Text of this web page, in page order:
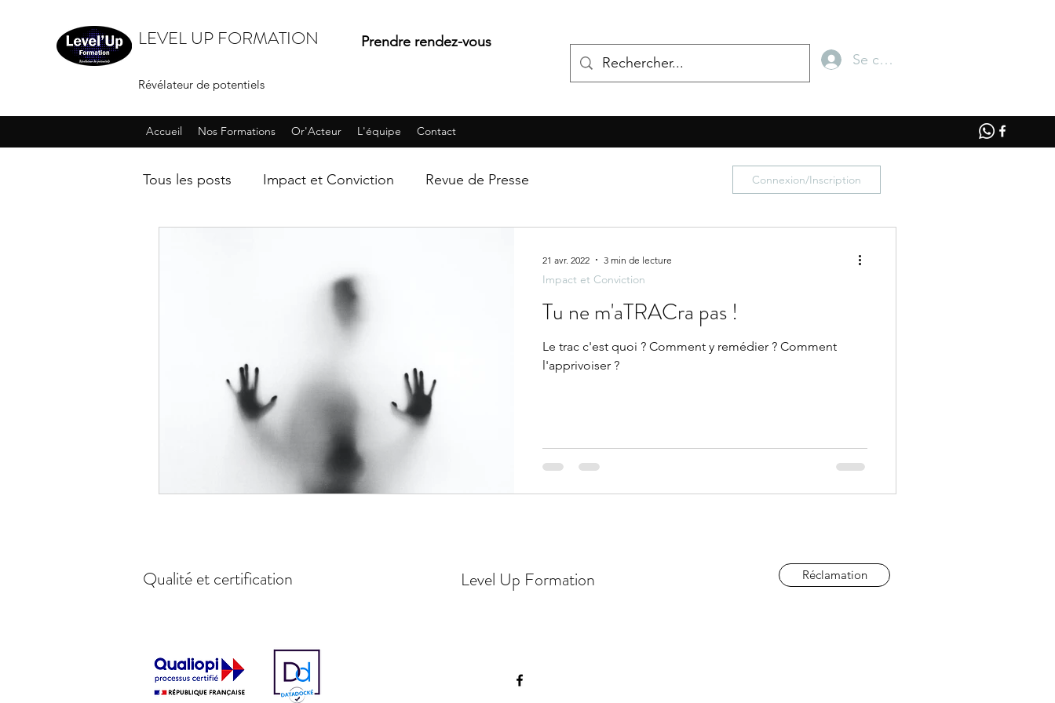
LEVEL UP FORMATION Prendre rendez-vous
Révélateur de potentiels
Se connecter
Accueil Nos Formations Or'Acteur L'équipe Contact
Tous les posts Impact et Conviction Revue de Presse Connexion/Inscription
Tu ne m'aTRACra pas !
Le trac c'est quoi ? Comment y remédier ? Comment
l'apprivoiser ?
Impact et Conviction
21 avr. 2022 3 min de lecture
Qualité et certification Level Up Formation Réclamation